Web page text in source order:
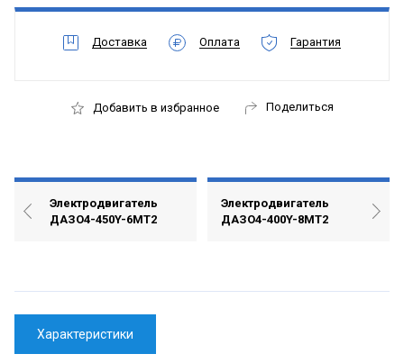
Доставка Оплата Гарантия
Добавить в избранное Поделиться
Электродвигатель
ДАЗО4-450Y-6МТ2
Электродвигатель
ДАЗО4-400Y-8МТ2
Характеристики